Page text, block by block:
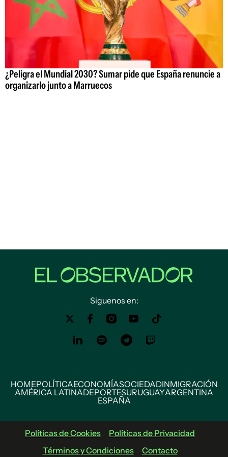
¿Peligra el Mundial 2030? Sumar pide que España renuncie a
organizarlo junto a Marruecos
Siguenos en:
HOMEPOLÍTICAECONOMÍASOCIEDADINMIGRACIÓN
AMÉRICA LATINADEPORTESURUGUAYARGENTINA
ESPAÑA
Políticas de Cookies
Políticas de Privacidad
Términos y Condiciones
Contacto